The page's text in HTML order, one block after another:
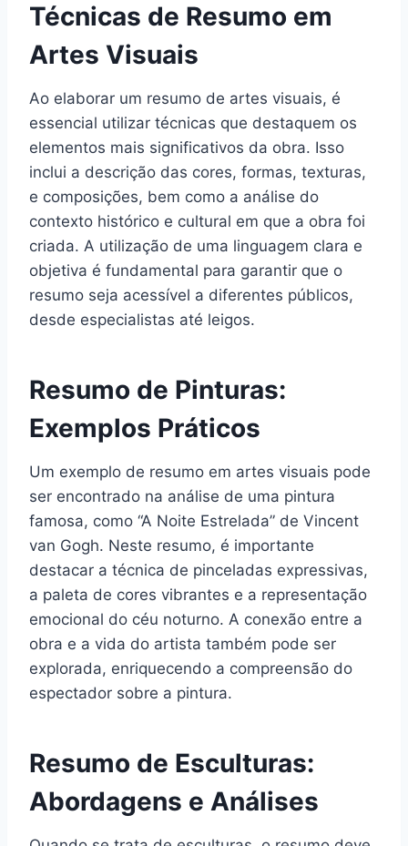
Técnicas de Resumo em
Artes Visuais
Ao elaborar um resumo de artes visuais, é
essencial utilizar técnicas que destaquem os
elementos mais significativos da obra. Isso
inclui a descrição das cores, formas, texturas,
e composições, bem como a análise do
contexto histórico e cultural em que a obra foi
criada. A utilização de uma linguagem clara e
objetiva é fundamental para garantir que o
resumo seja acessível a diferentes públicos,
desde especialistas até leigos.
Resumo de Pinturas:
Exemplos Práticos
Um exemplo de resumo em artes visuais pode
ser encontrado na análise de uma pintura
famosa, como “A Noite Estrelada” de Vincent
van Gogh. Neste resumo, é importante
destacar a técnica de pinceladas expressivas,
a paleta de cores vibrantes e a representação
emocional do céu noturno. A conexão entre a
obra e a vida do artista também pode ser
explorada, enriquecendo a compreensão do
espectador sobre a pintura.
Resumo de Esculturas:
Abordagens e Análises